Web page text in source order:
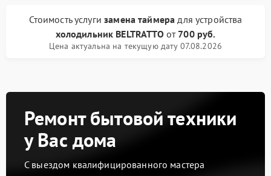
Стоимость услугизамена таймера для устройства
холодильник BELTRATTO от 700 руб.
Цена актуальна на текущую дату 07.08.2026
Ремонт бытовой техники
у Вас дома
С выездом квалифицированного мастера